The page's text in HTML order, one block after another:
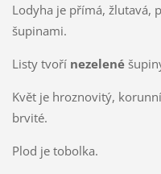
Lodyha je přímá, žlutavá,
šupinami.
Listy tvořínezelené
Květ je hroznovitý,
brvité.
Plod je tobolka.